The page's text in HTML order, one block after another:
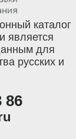
каталог
является
для
русских и
86